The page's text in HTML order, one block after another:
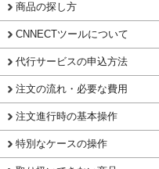
商品の探し方
CNNECTツールについて
代行サービスの申込方法
注文の流れ・必要な費用
注文進行時の基本操作
特別なケースの操作